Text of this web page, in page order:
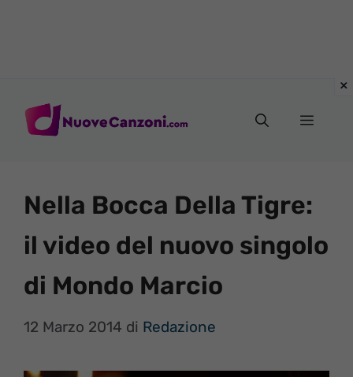
Menu
Nella Bocca Della Tigre:
il video del nuovo singolo
di Mondo Marcio
12 Marzo 2014 di Redazione